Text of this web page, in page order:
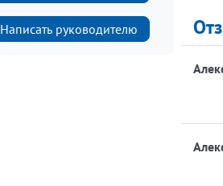
Написать руководителю